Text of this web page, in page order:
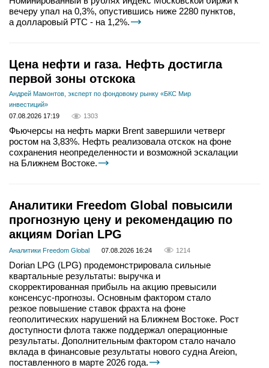
вечеру упал на 0,3%, опустившись ниже 2280 пунктов,
а долларовый РТС - на 1,2%.
Цена нефти и газа. Нефть достигла
первой зоны отскока
Андрей Мамонтов, эксперт по фондовому рынку «БКС Мир
инвестиций»
07.08.2026 17:19
1303
Фьючерсы на нефть марки Brent завершили четверг
ростом на 3,83%. Нефть реализовала отскок на фоне
сохранения неопределенности и возможной эскалации
на Ближнем Востоке.
Аналитики Freedom Global повысили
прогнозную цену и рекомендацию по
акциям Dorian LPG
Аналитики Freedom Global 07.08.2026 16:24 1214
Dorian LPG (LPG) продемонстрировала сильные
квартальные результаты: выручка и
скорректированная прибыль на акцию превысили
консенсус-прогнозы. Основным фактором стало
резкое повышение ставок фрахта на фоне
геополитических нарушений на Ближнем Востоке. Рост
доступности флота также поддержал операционные
результаты. Дополнительным фактором стало начало
вклада в финансовые результаты нового судна Areion,
поставленного в марте 2026 года.